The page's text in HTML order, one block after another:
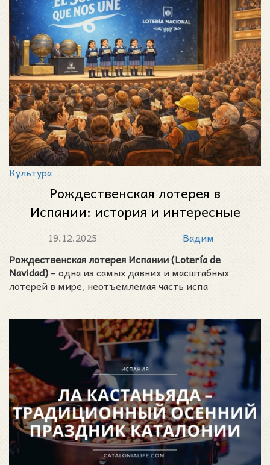
Культура
Рождественская лотерея в
Испании: история и интересные
19.12.2025
Вадим
Рождественская лотерея Испании (Lotería de
Navidad)– одна из самых давних и масштабных
лотерей в мире, неотъемлемая часть испа